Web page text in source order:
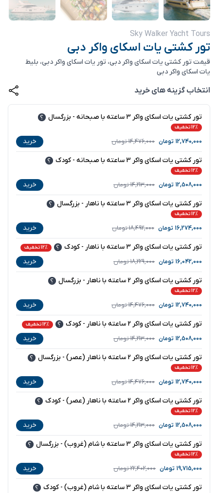
Sky Walker Yacht Tours
تور کشتی یات اسکای واکر دبی
قیمت تور کشتی یات اسکای واکر دبی، تور یات اسکای واکر دبی، بلیط
یات اسکای واکر دبی
انتخاب گزینه های خرید
تور کشتی یات اسکای واکر 3 ساعته با صبحانه - بزرگسال
12% تخفیف
12,740,000 تومان 14,476,000تومان خرید
تور کشتی یات اسکای واکر 3 ساعته با صبحانه - کودک
12% تخفیف
12,508,000 تومان 14,213,000تومان خرید
تور کشتی یات اسکای واکر 3 ساعته با ناهار - بزرگسال
12% تخفیف
16,274,000 تومان 18,492,000تومان خرید
تور کشتی یات اسکای واکر 3 ساعته با ناهار - کودک 12% تخفیف
16,042,000 تومان 18,229,000تومان خرید
تور کشتی یات اسکای واکر 2 ساعته با ناهار - بزرگسال
12% تخفیف
12,740,000 تومان 14,476,000تومان خرید
تور کشتی یات اسکای واکر 2 ساعته با ناهار - کودک 12% تخفیف
12,508,000 تومان 14,213,000تومان خرید
تور کشتی یات اسکای واکر 2 ساعته با ناهار (عصر) - بزرگسال
12% تخفیف
12,740,000 تومان 14,476,000تومان خرید
تور کشتی یات اسکای واکر 2 ساعته با ناهار (عصر) - کودک
12% تخفیف
12,508,000 تومان 14,213,000تومان خرید
تور کشتی یات اسکای واکر 3 ساعته با شام (غروب) - بزرگسال
12% تخفیف
19,715,000 تومان 22,402,000تومان خرید
تور کشتی یات اسکای واکر 3 ساعته با شام (غروب) - کودک